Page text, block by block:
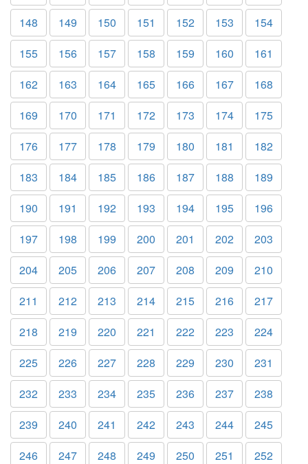
148
149 150 151 152 153
154
155
156 157 158 159 160
161
162
163 164 165 166 167
168
169
170 171 172 173 174
175
176
177 178 179 180 181
182
183
184 185 186 187 188
189
190
191 192 193 194 195
196
197
198 199 200 201 202
203
204
205 206 207 208 209
210
211
212 213 214 215 216
217
218
219 220 221 222 223
224
225
226 227 228 229 230
231
232
233 234 235 236 237
238
239
240 241 242 243 244
245
246
247 248 249 250 251
252